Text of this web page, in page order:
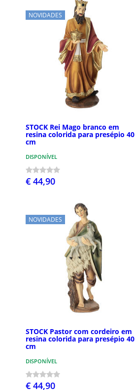
NOVIDADES
STOCK Rei Mago branco em
resina colorida para presépio 40
cm
DISPONÍVEL
€ 44,90
NOVIDADES
STOCK Pastor com cordeiro em
resina colorida para presépio 40
cm
DISPONÍVEL
€ 44,90